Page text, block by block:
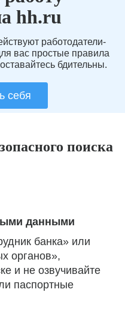
hh.ru
работодатели-
вас простые правила
бдительны.
себя
поиска
данными
банка» или
органов»,
и не озвучивайте
паспортные